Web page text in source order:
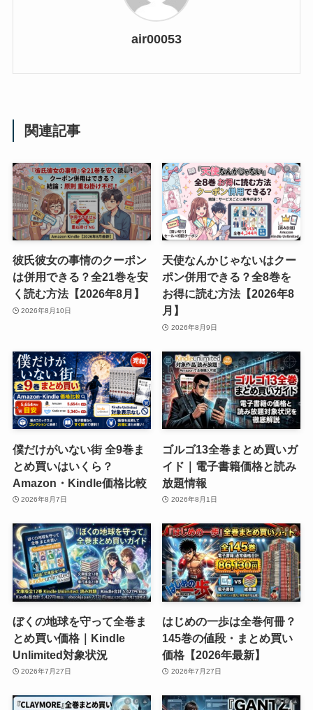
air00053
関連記事
彼氏彼女の事情のクーポン
は併用できる？全21巻を安
く読む方法【2026年8月】
2026年8月10日
天使なんかじゃないはクー
ポン併用できる？全8巻を
お得に読む方法【2026年8
月】
2026年8月9日
僕だけがいない街 全9巻ま
とめ買いはいくら？
Amazon・Kindle価格比較
2026年8月7日
ゴルゴ13全巻まとめ買いガ
イド｜電子書籍価格と読み
放題情報
2026年8月1日
ぼくの地球を守って全巻ま
とめ買い価格｜Kindle
Unlimited対象状況
2026年7月27日
はじめの一歩は全巻何冊？
145巻の値段・まとめ買い
価格【2026年最新】
2026年7月27日